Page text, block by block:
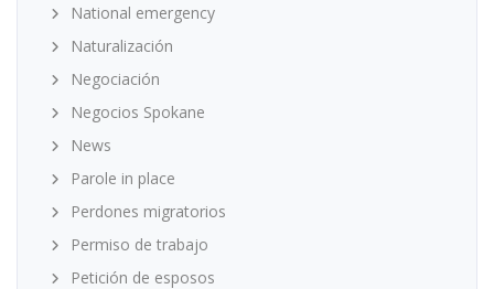
National emergency
Naturalización
Negociación
Negocios Spokane
News
Parole in place
Perdones migratorios
Permiso de trabajo
Petición de esposos